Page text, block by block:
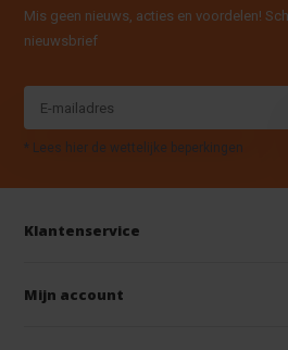
Mis geen nieuws, acties en voordelen!
nieuwsbrief
* Lees hier de wettelijke beperkingen
Klantenservice
Mijn account